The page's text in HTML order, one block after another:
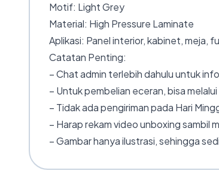
Motif: Light Grey
Material: High Pressure Laminate
Aplikasi: Panel interior, kabinet, meja,
Catatan Penting:
– Chat admin terlebih dahulu untuk
– Untuk pembelian eceran, bisa
– Tidak ada pengiriman pada Hari
– Harap rekam video unboxing sambil
– Gambar hanya ilustrasi, sehingga